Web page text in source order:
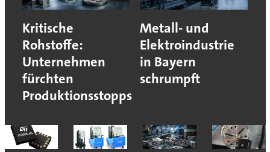
Kritische
Rohstoffe:
Unternehmen
fürchten
Produktionsstopps
Metall- und
Elektroindustrie
in Bayern
schrumpft